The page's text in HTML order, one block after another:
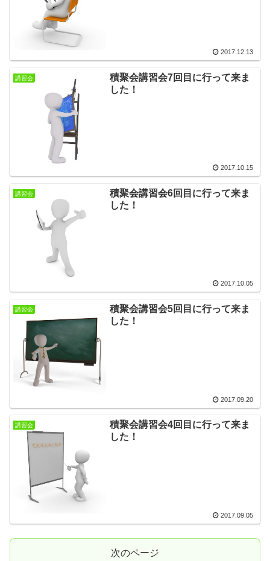
2017.12.13
講習会
積聚会講習会7回目に行って来ま
した！
2017.10.15
講習会
積聚会講習会6回目に行って来ま
した！
2017.10.05
講習会
積聚会講習会5回目に行って来ま
した！
2017.09.20
講習会
積聚会講習会4回目に行って来ま
した！
2017.09.05
次のページ